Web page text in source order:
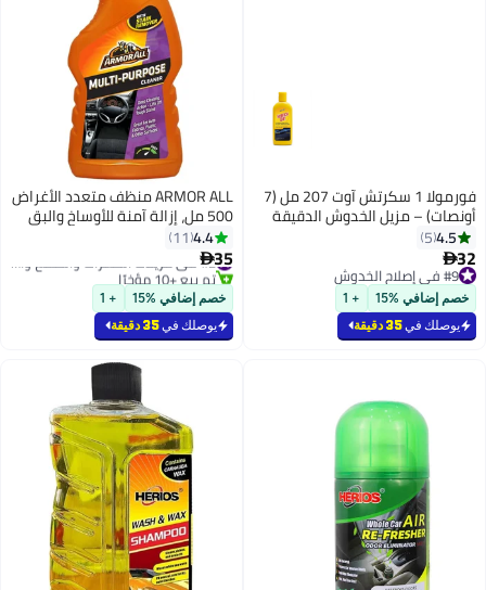
فورمولا 1 سكرتش آوت 207 مل (7
أونصات) – مزيل الخدوش الدقيقة
والدوامات – يعيد اللون واللمعان –
آمن على طبقة الطلاء الشفافة
4.5
5
32
#9 في إصلاح الخدوش
#9 في إصلاح الخدوش
خصم إضافي %15 + 1
يوصلك في35 دقيقة
ARMOR ALL منظف متعدد الأغراض
500 مل، إزالة آمنة للأوساخ والبق
والبقع والشحوم، قطعة واحدة
4.4
11
35
تم بيع +10 مؤخرًا
خصم إضافي %15 + 1
يوصلك في35 دقيقة